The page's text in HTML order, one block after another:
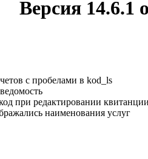
Версия 14.6.1
с пробелами в kod_ls
при редактировании
наименования услуг